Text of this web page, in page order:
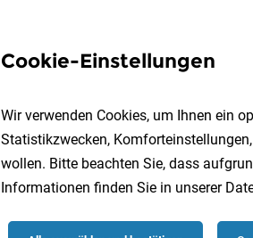
IT Auditor /
Randstad Austria
Dann setzen Sie
Team der Internen
Cookie-Einstellungen
Wir verwenden Cookies, um Ihnen ein
Statistikzwecken,
wollen. Bitte beachten Sie, dass
Informationen finden Sie in unserer